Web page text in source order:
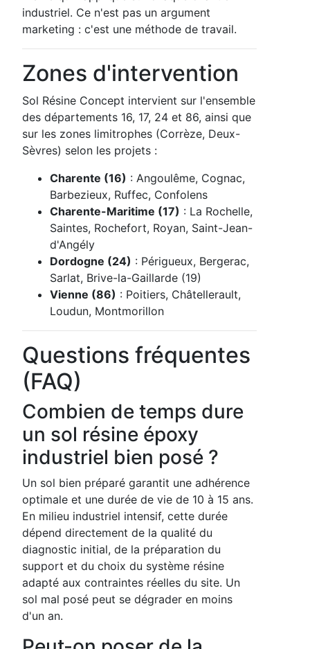
industriel. Ce n'est pas un argument
marketing : c'est une méthode de travail.
Zones d'intervention
Sol Résine Concept intervient sur l'ensemble
des départements 16, 17, 24 et 86, ainsi que
sur les zones limitrophes (Corrèze, Deux-
Sèvres) selon les projets :
Charente (16) : Angoulême, Cognac,
Barbezieux, Ruffec, Confolens
Charente-Maritime (17) : La Rochelle,
Saintes, Rochefort, Royan, Saint-Jean-
d'Angély
Dordogne (24) : Périgueux, Bergerac,
Sarlat, Brive-la-Gaillarde (19)
Vienne (86) : Poitiers, Châtellerault,
Loudun, Montmorillon
Questions fréquentes
(FAQ)
Combien de temps dure
un sol résine époxy
industriel bien posé ?
Un sol bien préparé garantit une adhérence
optimale et une durée de vie de 10 à 15 ans.
En milieu industriel intensif, cette durée
dépend directement de la qualité du
diagnostic initial, de la préparation du
support et du choix du système résine
adapté aux contraintes réelles du site. Un
sol mal posé peut se dégrader en moins
d'un an.